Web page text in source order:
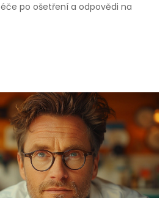
po ošetření a odpovědi na